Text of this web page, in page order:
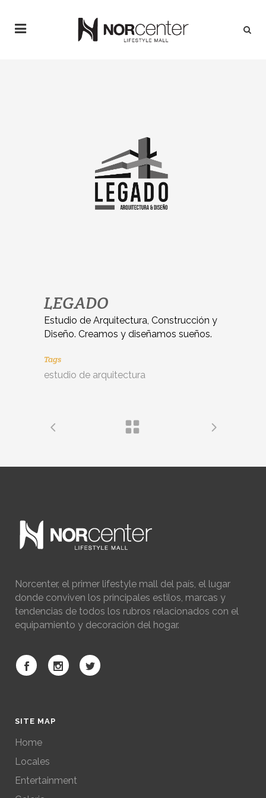
LEGADO
Estudio de Arquitectura, Construcción y
Diseño. Creamos y diseñamos sueños.
Tags
estudio de arquitectura
Norcenter, el primer lifestyle mall del país, el lugar
donde conviven los principales estilos, marcas y
tendencias de todos los rubros relacionados con el
equipamiento y decoración del hogar.
SITE MAP
Home
Locales
Entertainment